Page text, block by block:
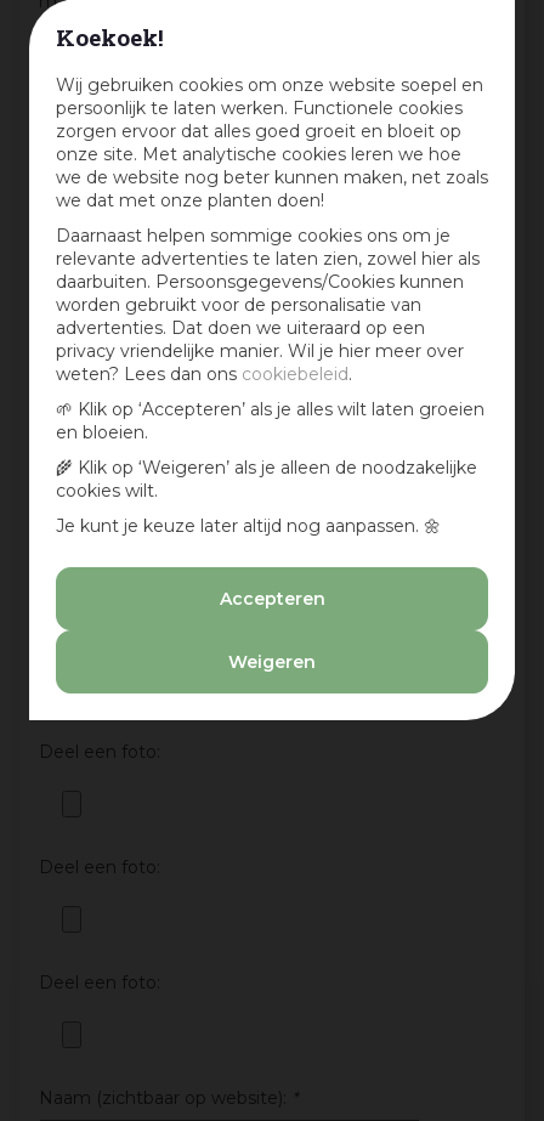
Koekoek!
Wij gebruiken cookies om onze website soepel en
persoonlijk te laten werken. Functionele cookies
zorgen ervoor dat alles goed groeit en bloeit op
onze site. Met analytische cookies leren we hoe
we de website nog beter kunnen maken, net zoals
we dat met onze planten doen!
Daarnaast helpen sommige cookies ons om je
relevante advertenties te laten zien, zowel hier als
daarbuiten. Persoonsgegevens/Cookies kunnen
worden gebruikt voor de personalisatie van
advertenties. Dat doen we uiteraard op een
privacy vriendelijke manier. Wil je hier meer over
weten? Lees dan ons cookiebeleid.
🌱 Klik op ‘Accepteren’ als je alles wilt laten groeien
en bloeien.
🌾 Klik op ‘Weigeren’ als je alleen de noodzakelijke
cookies wilt.
Je kunt je keuze later altijd nog aanpassen. 🌼
Accepteren
Weigeren
Beoordeling:*
Mijn ervaring in één zin:*
Jouw mening over dit product:
Aan te bevelen?
Deel een foto:
Deel een foto:
Deel een foto:
Deel een foto:
Naam (zichtbaar op website): *